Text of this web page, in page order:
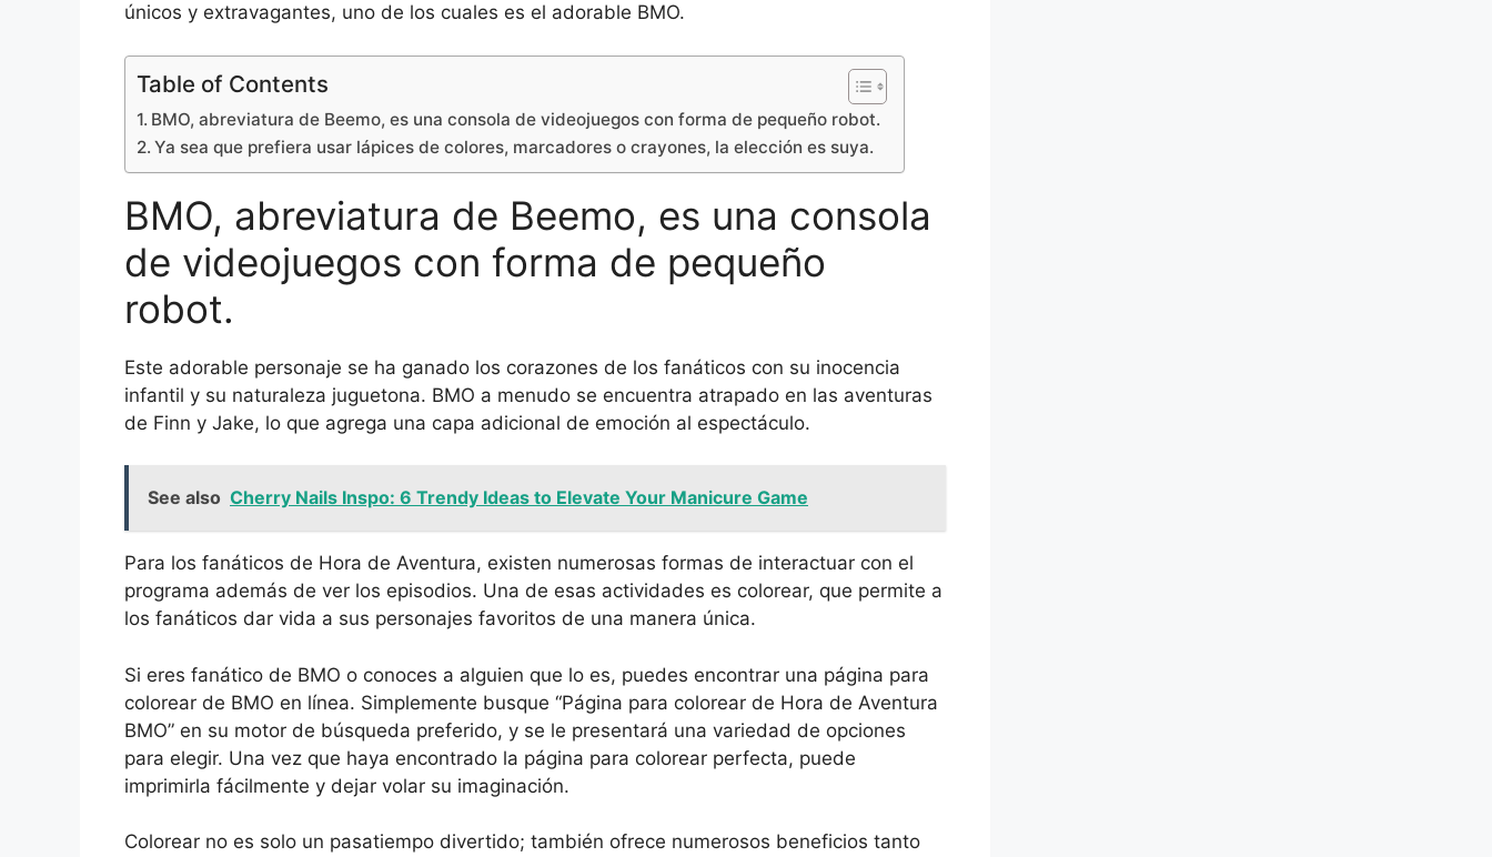
únicos y extravagantes, uno de los cuales es el adorable BMO.
Table of Contents
BMO, abreviatura de Beemo, es una consola de videojuegos con forma de pequeño robot.
Ya sea que prefiera usar lápices de colores, marcadores o crayones, la elección es suya.
BMO, abreviatura de Beemo, es una consola
de videojuegos con forma de pequeño
robot.
Este adorable personaje se ha ganado los corazones de los fanáticos con su inocencia
infantil y su naturaleza juguetona. BMO a menudo se encuentra atrapado en las aventuras
de Finn y Jake, lo que agrega una capa adicional de emoción al espectáculo.
See also Cherry Nails Inspo: 6 Trendy Ideas to Elevate Your Manicure Game
Para los fanáticos de Hora de Aventura, existen numerosas formas de interactuar con el
programa además de ver los episodios. Una de esas actividades es colorear, que permite a
los fanáticos dar vida a sus personajes favoritos de una manera única.
Si eres fanático de BMO o conoces a alguien que lo es, puedes encontrar una página para
colorear de BMO en línea. Simplemente busque “Página para colorear de Hora de Aventura
BMO” en su motor de búsqueda preferido, y se le presentará una variedad de opciones
para elegir. Una vez que haya encontrado la página para colorear perfecta, puede
imprimirla fácilmente y dejar volar su imaginación.
Colorear no es solo un pasatiempo divertido; también ofrece numerosos beneficios tanto